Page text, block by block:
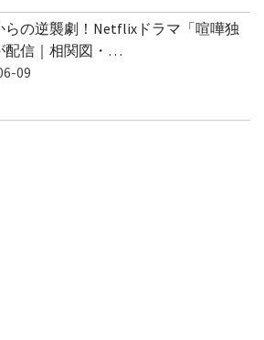
らの逆襲劇！Netflixドラマ「喧嘩独
配信｜相関図・…
09